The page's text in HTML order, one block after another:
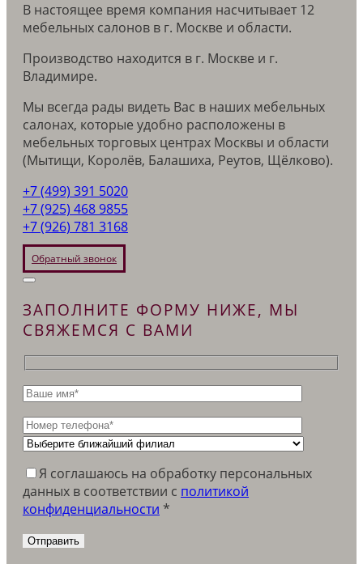
В настоящее время компания насчитывает 12
мебельных салонов в г. Москве и области.
Производство находится в г. Москве и г.
Владимире.
Мы всегда рады видеть Вас в наших мебельных
салонах, которые удобно расположены в
мебельных торговых центрах Москвы и области
(Мытищи, Королёв, Балашиха, Реутов, Щёлково).
+7 (499) 391 5020
+7 (925) 468 9855
+7 (926) 781 3168
Обратный звонок
ЗАПОЛНИТЕ ФОРМУ НИЖЕ, МЫ
СВЯЖЕМСЯ С ВАМИ
Я соглашаюсь на обработку персональных
данных в соответствии c политикой
конфиденциальности *